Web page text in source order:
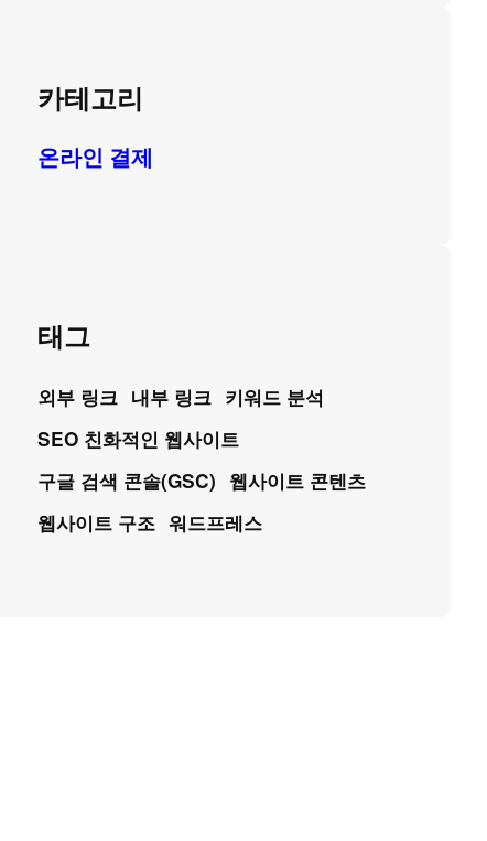
카테고리
온라인 결제
태그
외부 링크 내부 링크 키워드 분석
SEO 친화적인 웹사이트
구글 검색 콘솔(GSC) 웹사이트 콘텐츠
웹사이트 구조 워드프레스